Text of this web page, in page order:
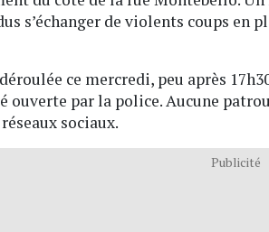
s’échanger de violents coups en
ce mercredi, peu après
ouverte par la police. Aucune
sociaux.
Publicité